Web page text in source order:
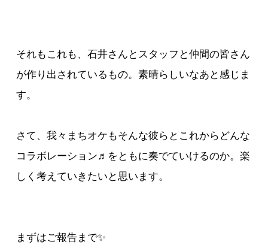
それもこれも、石井さんとスタッフと仲間の皆さん
が作り出されているもの。素晴らしいなあと感じま
す。
さて、我々まちオケもそんな彼らとこれからどんな
コラボレーション♬をともに奏でていけるのか。楽
しく考えていきたいと思います。
まずはご報告まで✨